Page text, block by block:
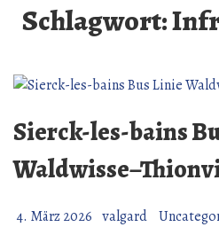
Schlagwort:
Sierck-les-bains
4. März 2026 valgard